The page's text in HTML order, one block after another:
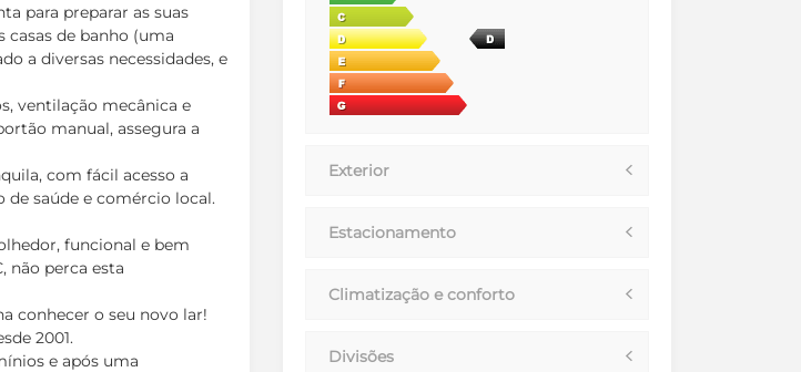
para preparar as suas
de banho (uma
a diversas necessidades, e
ventilação mecânica e
manual, assegura a
com fácil acesso a
saúde e comércio local.
funcional e bem
não perca esta
conhecer o seu novo lar!
2001.
e após uma
Exterior
Estacionamento
Climatização e conforto
Divisões